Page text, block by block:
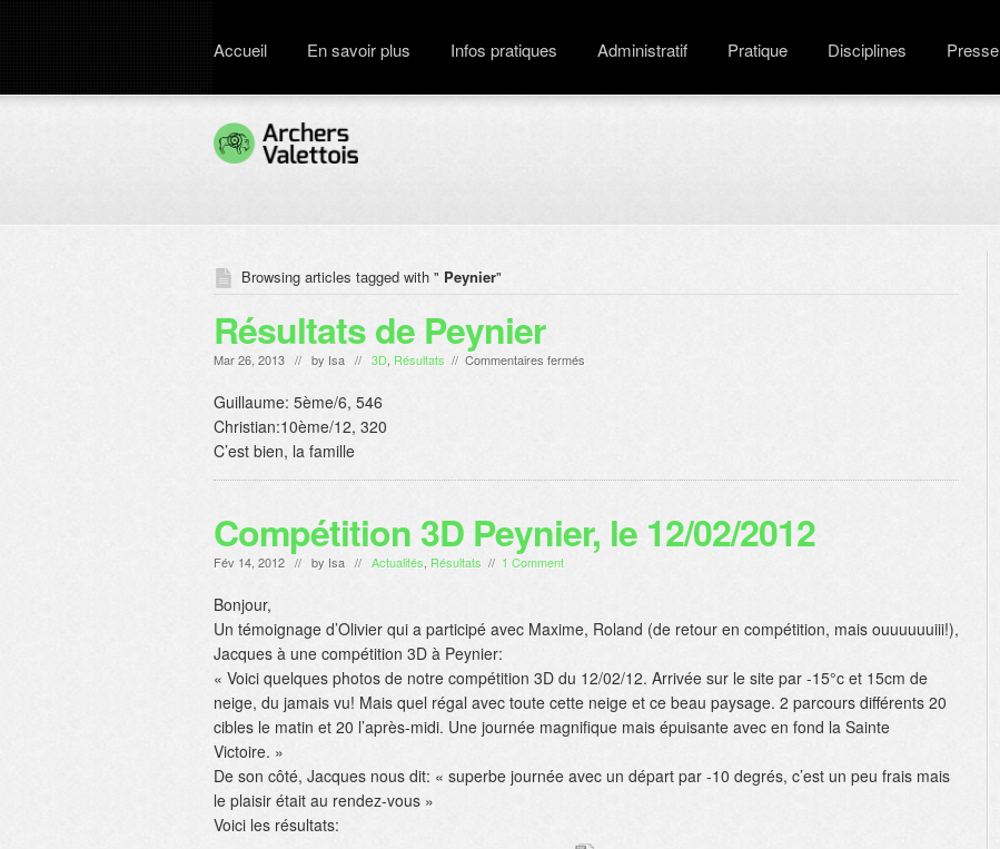
Accueil En savoir plus Infos pratiques Administratif Pratique Disciplines Presse
Browsing articles tagged with " Peynier"
Résultats de Peynier
Mar 26, 2013 // by Isa // 3D Résultats // Commentaires fermés
Guillaume: 5ème/6, 546
Christian:10ème/12, 320
C’est bien, la famille
Compétition 3D Peynier, le 12/02/2012
Fév 14, 2012 // by Isa // Actualités Résultats // 1 Comment
Bonjour,
Un témoignage d’Olivier qui a participé avec Maxime, Roland (de retour en compétition, mais ouuuuuuiii!),
Jacques à une compétition 3D à Peynier:
« Voici quelques photos de notre compétition 3D du 12/02/12. Arrivée sur le site par -15°c et 15cm de
neige, du jamais vu! Mais quel régal avec toute cette neige et ce beau paysage. 2 parcours différents 20
cibles le matin et 20 l’après-midi. Une journée magnifique mais épuisante avec en fond la Sainte
Victoire. »
De son côté, Jacques nous dit: « superbe journée avec un départ par -10 degrés, c’est un peu frais mais
le plaisir était au rendez-vous »
Voici les résultats: